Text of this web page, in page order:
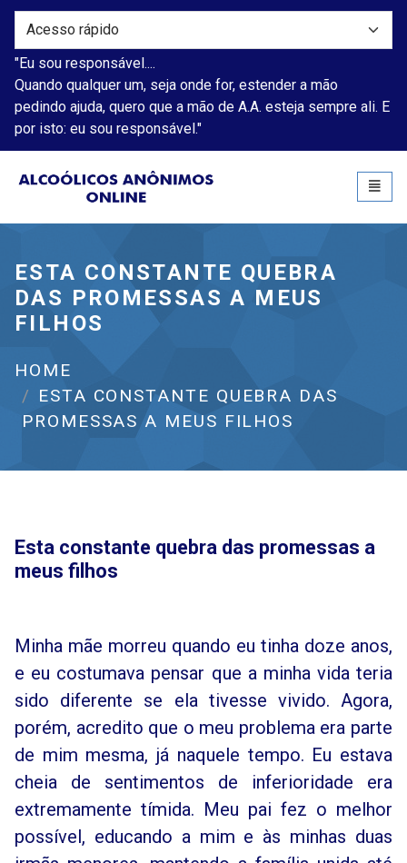
"Eu sou responsável....
Quando qualquer um, seja onde for, estender a mão
pedindo ajuda, quero que a mão de A.A. esteja sempre ali. E
por isto: eu sou responsável."
Alcoólicos AnônimosToggle
ESTA CONSTANTE QUEBRA
DAS PROMESSAS A MEUS
FILHOS
HOME
ESTA CONSTANTE QUEBRA DAS
PROMESSAS A MEUS FILHOS
Esta constante quebra das promessas a
meus filhos
Minha mãe morreu quando eu tinha doze anos,
e eu costumava pensar que a minha vida teria
sido diferente se ela tivesse vivido. Agora,
porém, acredito que o meu problema era parte
de mim mesma, já naquele tempo. Eu estava
cheia de sentimentos de inferioridade era
extremamente tímida. Meu pai fez o melhor
possível, educando a mim e às minhas duas